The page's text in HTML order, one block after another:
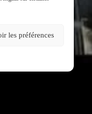
les préférences